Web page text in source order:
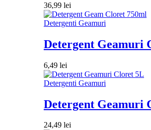
36,99 lei
Detergenti Geamuri
Detergent Geamuri
6,49 lei
Detergenti Geamuri
Detergent Geamuri
24,49 lei